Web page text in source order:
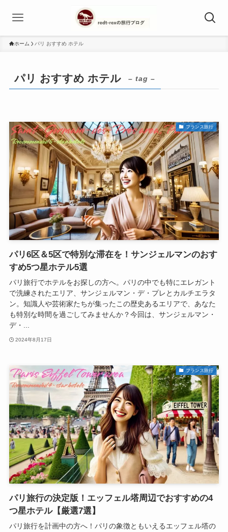
ホーム パリ おすすめ ホテル
パリ おすすめ ホテル – tag –
フランス旅行
パリ6区＆5区で特別な滞在を！サンジェルマンのおす
すめ5つ星ホテル5選
パリ旅行でホテルをお探しの方へ。パリの中でも特にエレガント
で洗練されたエリア、サンジェルマン・デ・プレとカルチエラタ
ン。知識人や芸術家たちが集ったこの歴史あるエリアで、あなた
も特別な時間を過ごしてみませんか？今回は、サンジェルマン・
デ・...
2024年8月17日
フランス旅行
パリ旅行の決定版！エッフェル塔周辺でおすすめの4
つ星ホテル【厳選7選】
パリ旅行を計画中の方へ！パリの象徴ともいえるエッフェル塔の